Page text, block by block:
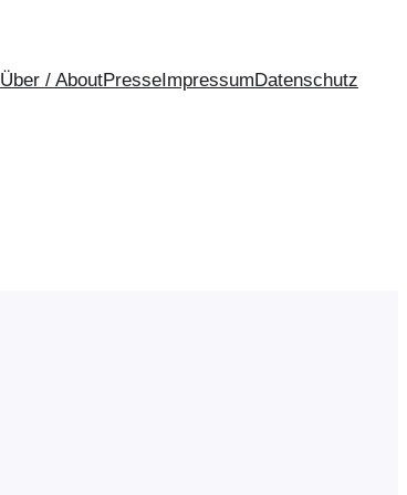
Über / AboutPresseImpressumDatenschutz